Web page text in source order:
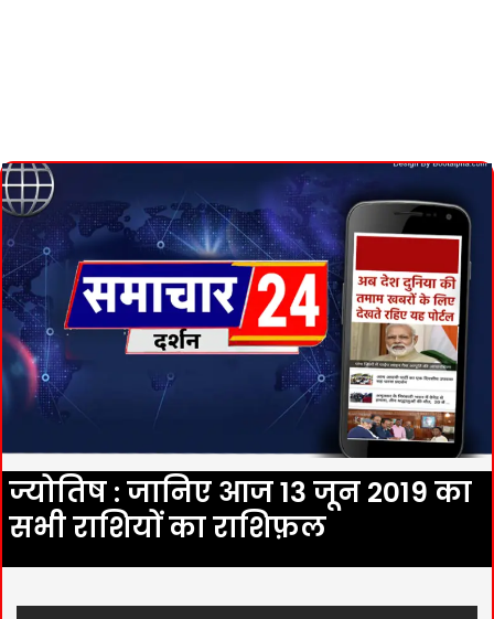
ज्योतिष : जानिए आज 13 जून 2019 का
सभी राशियों का राशिफ़ल